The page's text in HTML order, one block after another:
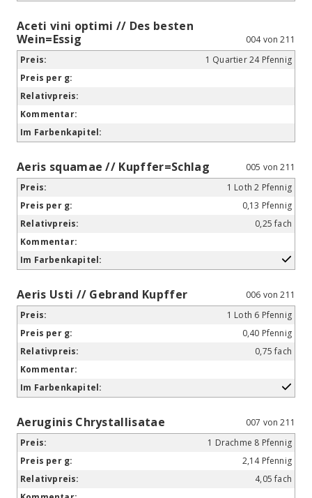
Aceti vini optimi // Des besten
Wein=Essig
004 von 211
1 Quartier 24 Pfennig
Aeris squamae // Kupffer=Schlag
005 von 211
1 Loth 2 Pfennig
0,13 Pfennig
0,25 fach
Aeris Usti // Gebrand Kupffer
006 von 211
1 Loth 6 Pfennig
0,40 Pfennig
0,75 fach
Aeruginis Chrystallisatae
007 von 211
1 Drachme 8 Pfennig
2,14 Pfennig
4,05 fach